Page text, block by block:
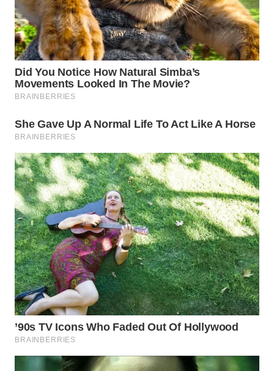
WN
BOROBUDUR
WN
MADURA
NATUNA
WN
BINTAN
WN
MANDALIKA
WN
LIKUPANG
WN
LABUANBAJO